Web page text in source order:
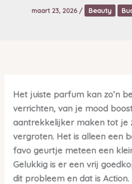
maart 23, 2026 / Beauty
Het juiste parfum kan zo’n
verrichten, van je mood
aantrekkelijker maken tot je
vergroten. Het is alleen een
favo geurtje meteen een
Gelukkig is er een vrij
dit probleem en dat is